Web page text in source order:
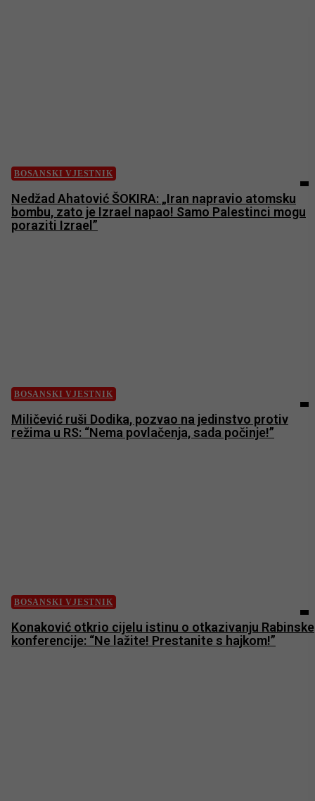
BOSANSKI VJESTNIK
Nedžad Ahatović ŠOKIRA: „Iran napravio atomsku
bombu, zato je Izrael napao! Samo Palestinci mogu
poraziti Izrael”
BOSANSKI VJESTNIK
Miličević ruši Dodika, pozvao na jedinstvo protiv
režima u RS: “Nema povlačenja, sada počinje!”
BOSANSKI VJESTNIK
Konaković otkrio cijelu istinu o otkazivanju Rabinske
konferencije: “Ne lažite! Prestanite s hajkom!”